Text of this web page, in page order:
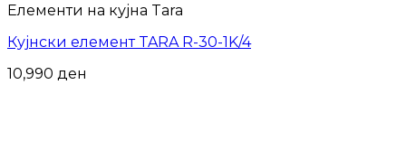
Елементи на кујна Tara
Кујнски елемент TARA R-30-1K/4
10,990 ден